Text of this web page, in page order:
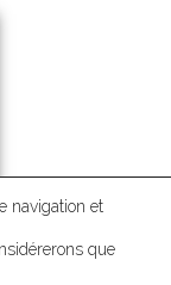
navigation et
que